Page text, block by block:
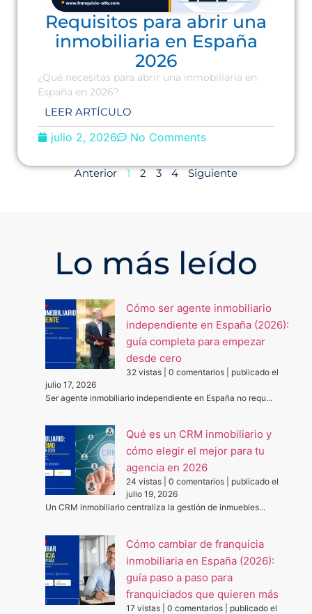
Requisitos para abrir una
inmobiliaria en España
2026
¿Qué necesitas para abrir una inmobiliaria en
España en 2026?
LEER ARTÍCULO
julio 2, 2026 No Comments
Anterior 1 2 3 4 Siguiente
Lo más leído
Cómo ser agente inmobiliario
independiente en España (2026):
guía completa para empezar
desde cero
32 vistas 0 comentarios
publicado el
julio 17, 2026
Ser agente inmobiliario independiente en España no requ...
Qué es un CRM inmobiliario y
cómo elegir el mejor para tu
agencia en 2026
24 vistas 0 comentarios
publicado el
julio 19, 2026
Un CRM inmobiliario centraliza la gestión de inmuebles...
Cómo cambiar de franquicia
inmobiliaria en España (2026):
guía paso a paso para
franquiciados que quieren más
17 vistas 0 comentarios
publicado el